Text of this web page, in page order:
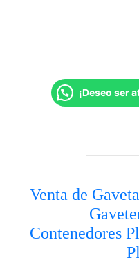
¡Deseo ser
Venta de
Contenedores